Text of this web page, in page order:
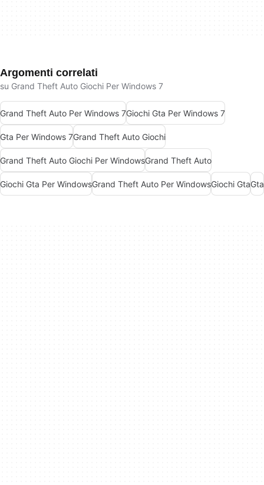
Argomenti correlati
su Grand Theft Auto Giochi Per Windows 7
Grand Theft Auto Per Windows 7Giochi Gta Per Windows 7
Gta Per Windows 7Grand Theft Auto Giochi
Grand Theft Auto Giochi Per WindowsGrand Theft Auto
Giochi Gta Per WindowsGrand Theft Auto Per WindowsGiochi GtaGta